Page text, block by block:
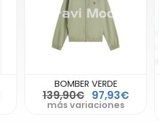
CAZADORA ACOLCHADA
LIGERA VERDE
34,99€ 24,49€